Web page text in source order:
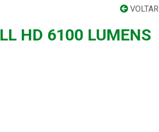
VOLTAR
HD 6100 LUMENS